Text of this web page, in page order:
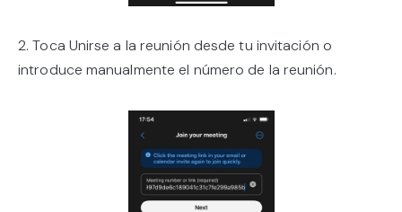
2. Toca Unirse a la reunión desde tu invitación o
introduce manualmente el número de la reunión.